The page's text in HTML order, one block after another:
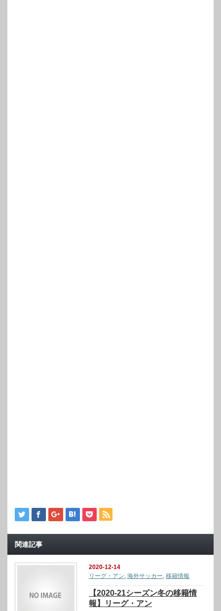
関連記事
2020-12-14
リーグ・アン ,海外サッカー ,移籍情報
【2020-21シーズン冬の移籍情
報】リーグ・アン